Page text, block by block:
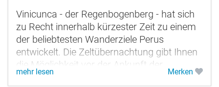
Vinicunca - der Regenbogenberg - hat sich
zu Recht innerhalb kürzester Zeit zu einem
der beliebtesten Wanderziele Perus
entwickelt. Die Zeltübernachtung gibt Ihnen
die Möglichkeit vor der Ankunft der
Tagesausflügler am Ziel zu sein, um...
mehr lesen Merken